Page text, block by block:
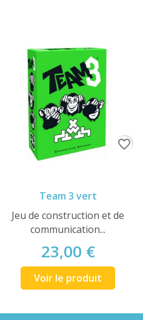
Team 3 vert
Jeu de construction et de
communication...
23,00 €
Voir le produit
favorite_border